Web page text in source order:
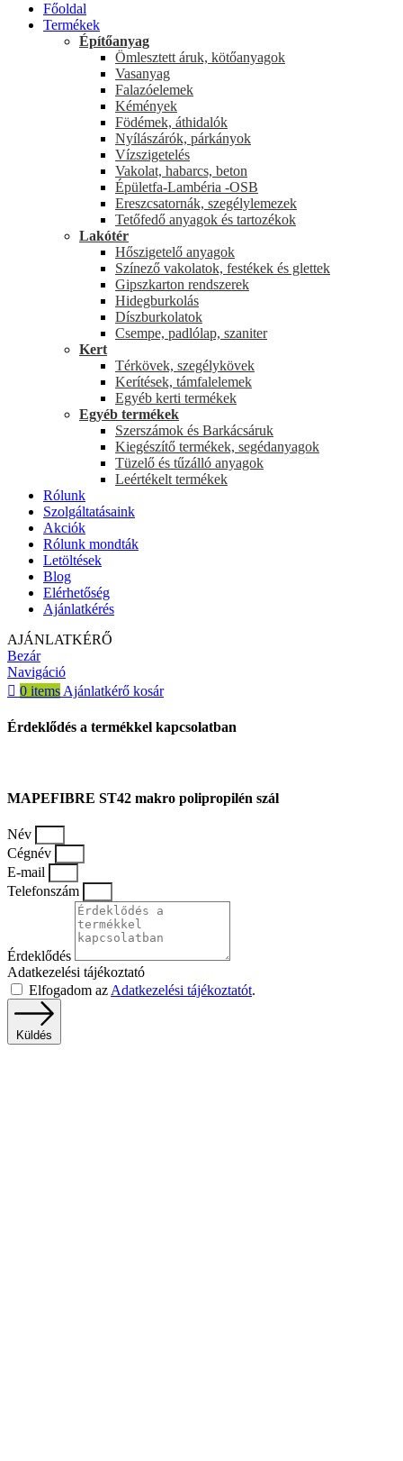
Főoldal
Termékek
Építőanyag
Ömlesztett áruk, kötőanyagok
Vasanyag
Falazóelemek
Kémények
Födémek, áthidalók
Nyílászárók, párkányok
Vízszigetelés
Vakolat, habarcs, beton
Épületfa-Lambéria -OSB
Ereszcsatornák, szegélylemezek
Tetőfedő anyagok és tartozékok
Lakótér
Hőszigetelő anyagok
Színező vakolatok, festékek és glettek
Gipszkarton rendszerek
Hidegburkolás
Díszburkolatok
Csempe, padlólap, szaniter
Kert
Térkövek, szegélykövek
Kerítések, támfalelemek
Egyéb kerti termékek
Egyéb termékek
Szerszámok és Barkácsáruk
Kiegészítő termékek, segédanyagok
Tüzelő és tűzálló anyagok
Leértékelt termékek
Rólunk
Szolgáltatásaink
Akciók
Rólunk mondták
Letöltések
Blog
Elérhetőség
Ajánlatkérés
AJÁNLATKÉRŐ
Bezár
Navigáció
0 items Ajánlatkérő kosár
Érdeklődés a termékkel kapcsolatban
MAPEFIBRE ST42 makro polipropilén szál
Név
Cégnév
E-mail
Telefonszám
Érdeklődés
Adatkezelési tájékoztató
Elfogadom az Adatkezelési tájékoztatót.
Küldés